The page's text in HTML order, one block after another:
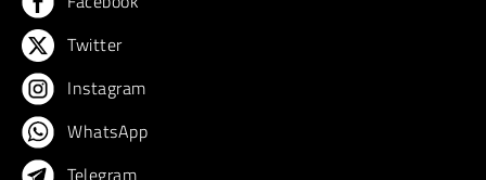
Twitter
Instagram
WhatsApp
Telegram